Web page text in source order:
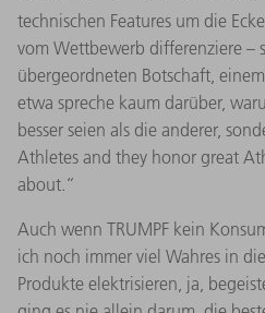
technischen Features um die
vom Wettbewerb differenziere –
übergeordneten Botschaft,
etwa spreche kaum darüber,
besser seien als die anderer,
Athletes and they honor great
about.“
Auch wenn TRUMPF kein
ich noch immer viel Wahres in
Produkte elektrisieren, ja,